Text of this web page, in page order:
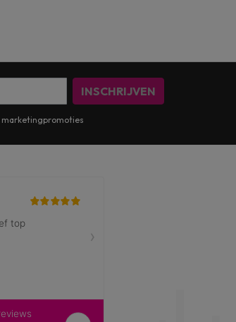
INSCHRIJVEN
marketingpromoties